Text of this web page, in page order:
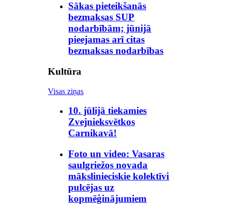
Sākas pieteikšanās
bezmaksas SUP
nodarbībām; jūnijā
pieejamas arī citas
bezmaksas nodarbības
Kultūra
Visas ziņas
10. jūlijā tiekamies
Zvejnieksvētkos
Carnikavā!
Foto un video: Vasaras
saulgriežos novada
mākslinieciskie kolektīvi
pulcējas uz
kopmēģinājumiem